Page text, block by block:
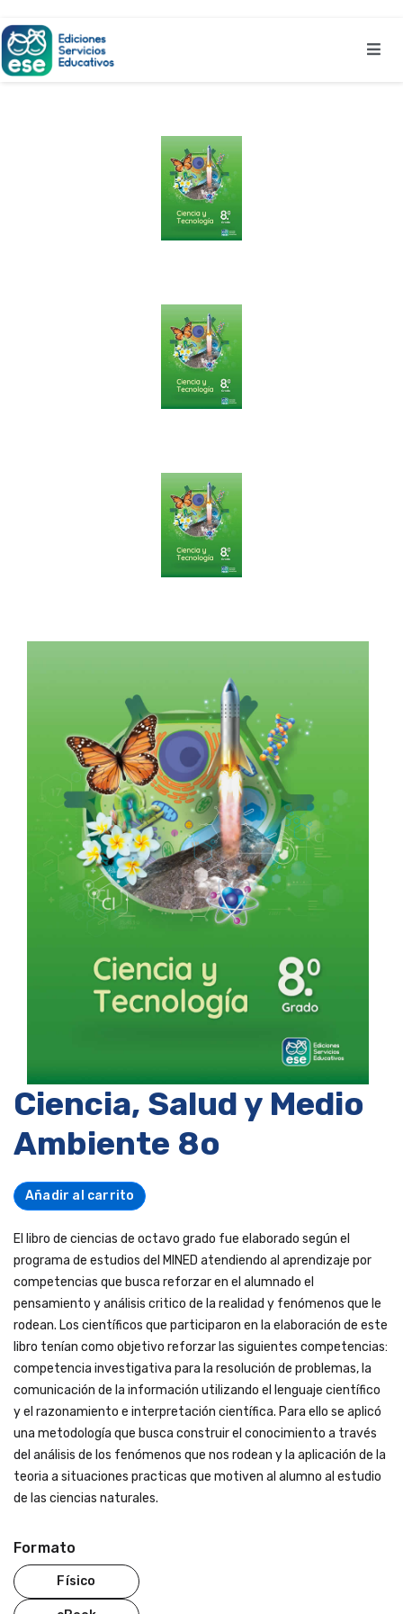
Ciencia, Salud y Medio
Ambiente 8o
Añadir al carrito
El libro de ciencias de octavo grado fue elaborado según el
programa de estudios del MINED atendiendo al aprendizaje por
competencias que busca reforzar en el alumnado el
pensamiento y análisis critico de la realidad y fenómenos que le
rodean. Los científicos que participaron en la elaboración de este
libro tenían como objetivo reforzar las siguientes competencias:
competencia investigativa para la resolución de problemas, la
comunicación de la información utilizando el lenguaje científico
y el razonamiento e interpretación científica. Para ello se aplicó
una metodología que busca construir el conocimiento a través
del análisis de los fenómenos que nos rodean y la aplicación de la
teoria a situaciones practicas que motiven al alumno al estudio
de las ciencias naturales.
Formato
Físico